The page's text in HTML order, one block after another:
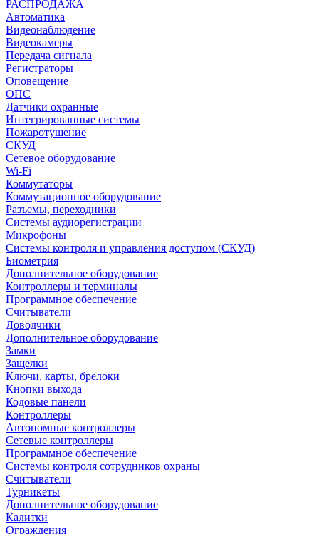
РАСПРОДАЖА
Автоматика
Видеонаблюдение
Видеокамеры
Передача сигнала
Регистраторы
Оповещение
ОПС
Датчики охранные
Интегрированные системы
Пожаротушение
СКУД
Сетевое оборудование
Wi-Fi
Коммутаторы
Коммутационное оборудование
Разъемы, переходники
Системы аудиорегистрации
Микрофоны
Системы контроля и управления доступом (СКУД)
Биометрия
Дополнительное оборудование
Контроллеры и терминалы
Программное обеспечение
Считыватели
Доводчики
Дополнительное оборудование
Замки
Защелки
Ключи, карты, брелоки
Кнопки выхода
Кодовые панели
Контроллеры
Автономные контроллеры
Сетевые контроллеры
Программное обеспечение
Системы контроля сотрудников охраны
Считыватели
Турникеты
Дополнительное оборудование
Калитки
Ограждения